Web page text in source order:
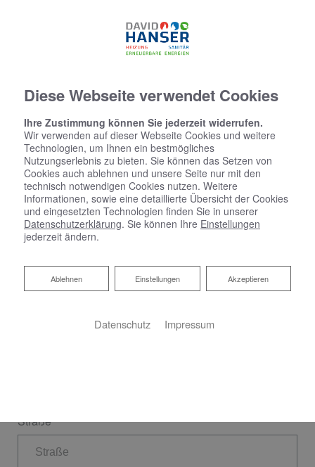
07634 - 5537774
Vorname
Straße
Diese Webseite verwendet Cookies
Ihre Zustimmung können Sie jederzeit widerrufen.
Wir verwenden auf dieser Webseite Cookies und weitere
Technologien, um Ihnen ein bestmögliches
Nutzungserlebnis zu bieten. Sie können das Setzen von
Cookies auch ablehnen und unsere Seite nur mit den
technisch notwendigen Cookies nutzen. Weitere
Informationen, sowie eine detaillierte Übersicht der Cookies
und eingesetzten Technologien finden Sie in unserer
Datenschutzerklärung. Sie können Ihre Einstellungen
jederzeit ändern.
Akzeptieren
Einstellungen
Ablehnen
Ablehnen
Datenschutz Impressum